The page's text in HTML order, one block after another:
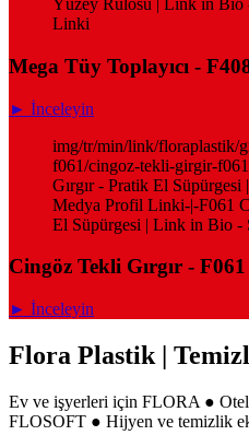
Yüzey Rulosu | Link in Bio
Linki
Mega Tüy Toplayıcı -
► İnceleyin
img/tr/min/link/floraplastik/
f061/cingoz-tekli-girgir-
Gırgır - Pratik El
Medya Profil Linki-|-F061
El Süpürgesi | Link in Bio
Cingöz Tekli Gırgır - F061
► İnceleyin
Flora Plastik |
Ev ve işyerleri için FLORA ●
FLOSOFT ● Hijyen ve temizlik